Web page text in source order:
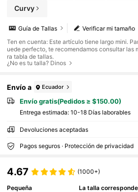
Curvy
Verificar mi tamaño
Guía de Tallas
Ten en cuenta: Este artículo tiene largo mini.
uede perfecto, te recomendamos consultar las
ra tabla de tallas.
¿No es tu talla? Dinos
Envío a Ecuador
Envío gratis(Pedidos ≥ $150.00)
Entrega estimada: 10-18 Días laborables
Devoluciones aceptadas
Pagos seguros · Protección de privacidad
4.67 (1000+)
Pequeña
La talla corresponde